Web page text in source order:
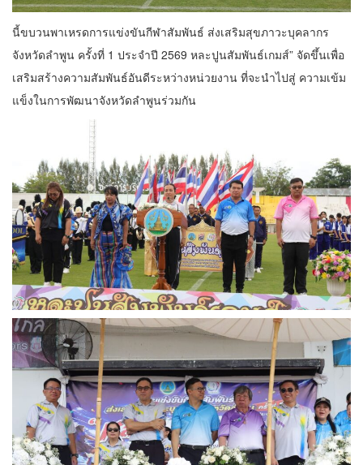
นี้ขบวนพาเหรดการแข่งขันกีฬาสัมพันธ์ ส่งเสริมสุขภาวะบุคลากร
จังหวัดลำพูน ครั้งที่ 1 ประจำปี 2569 หละปูนสัมพันธ์เกมส์” จัดขึ้นเพื่อ
เสริมสร้างความสัมพันธ์อันดีระหว่างหน่วยงาน ที่จะนำไปสู่ ความเข้ม
แข็งในการพัฒนาจังหวัดลำพูนร่วมกัน